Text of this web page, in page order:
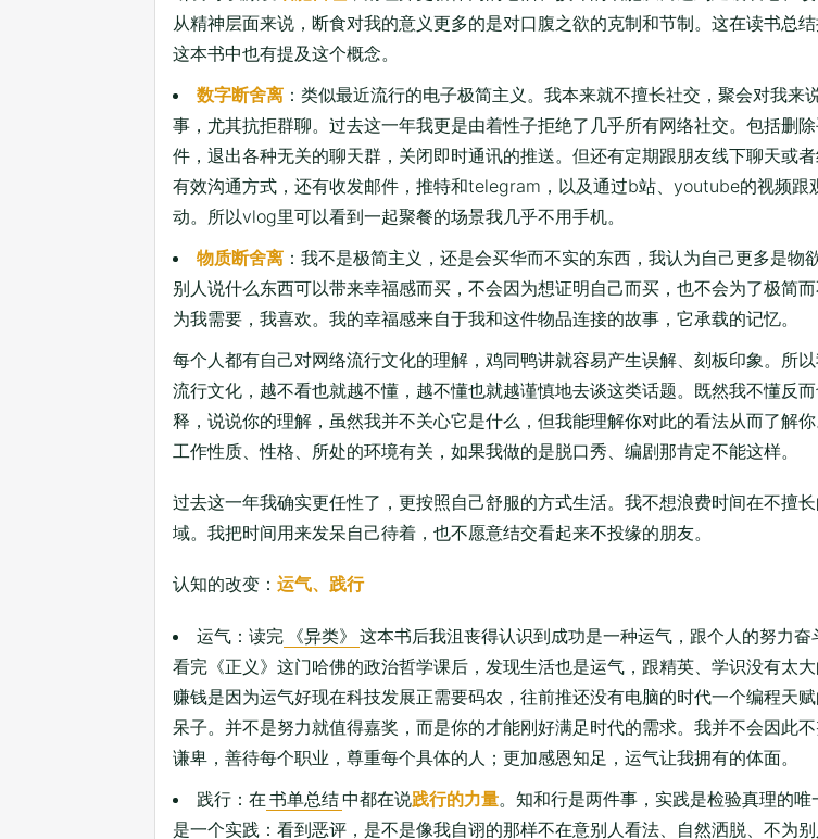
从精神层面来说，断食对我的意义更多的是对口腹之欲的克制和节制。这在读书总结
这本书中也有提及这个概念。
数字断舍离 ：类似最近流行的电子极简主义。我本来就不擅长社交，聚会对我来
事，尤其抗拒群聊。过去这一年我更是由着性子拒绝了几乎所有网络社交。包括删
件，退出各种无关的聊天群，关闭即时通讯的推送。但还有定期跟朋友线下聊天或
有效沟通方式，还有收发邮件，推特和telegram，以及通过b站、youtube的视频跟
动。所以vlog里可以看到一起聚餐的场景我几乎不用手机。
物质断舍离 ：我不是极简主义，还是会买华而不实的东西，我认为自己更多是物
别人说什么东西可以带来幸福感而买，不会因为想证明自己而买，也不会为了极简
为我需要，我喜欢。我的幸福感来自于我和这件物品连接的故事，它承载的记忆。
每个人都有自己对网络流行文化的理解，鸡同鸭讲就容易产生误解、刻板印象。所以
流行文化，越不看也就越不懂，越不懂也就越谨慎地去谈这类话题。既然我不懂反
释，说说你的理解，虽然我并不关心它是什么，但我能理解你对此的看法从而了解
工作性质、性格、所处的环境有关，如果我做的是脱口秀、编剧那肯定不能这样。
过去这一年我确实更任性了，更按照自己舒服的方式生活。我不想浪费时间在不擅
域。我把时间用来发呆自己待着，也不愿意结交看起来不投缘的朋友。
认知的改变： 运气、践行
运气：读完 《异类》 这本书后我沮丧得认识到成功是一种运气，跟个人的努力奋
看完《正义》这门哈佛的政治哲学课后，发现生活也是运气，跟精英、学识没有太
赚钱是因为运气好现在科技发展正需要码农，往前推还没有电脑的时代一个编程天
呆子。并不是努力就值得嘉奖，而是你的才能刚好满足时代的需求。我并不会因此
谦卑，善待每个职业，尊重每个具体的人；更加感恩知足，运气让我拥有的体面。
践行：在 书单总结中都在说践行的力量。知和行是两件事，实践是检验真理的
是一个实践：看到恶评，是不是像我自诩的那样不在意别人看法、自然洒脱、不为